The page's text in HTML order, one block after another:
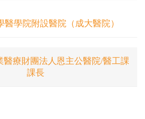
醫學院附設醫院（成大醫院）
醫療財團法人恩主公醫院/醫工課
課長